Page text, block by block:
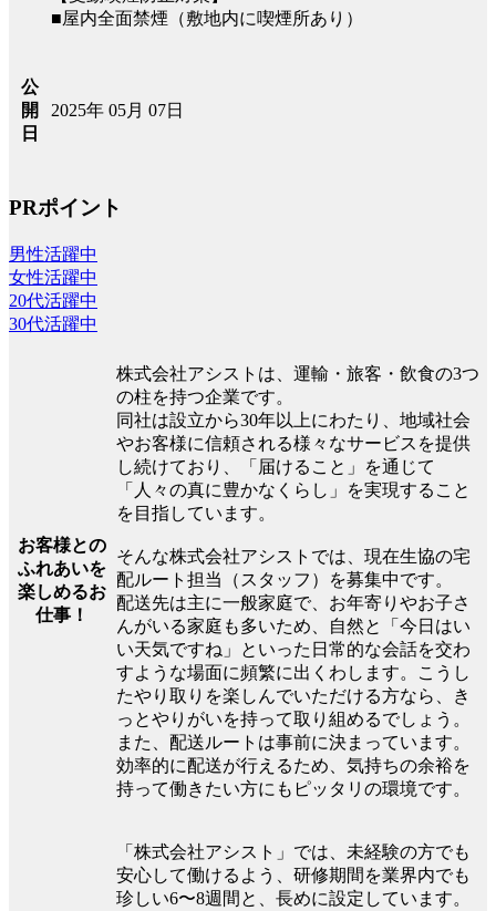
■屋内全面禁煙（敷地内に喫煙所あり）
公
開
日
2025年 05月 07日
PRポイント
男性活躍中
女性活躍中
20代活躍中
30代活躍中
お客様との
ふれあいを
楽しめるお
仕事！
株式会社アシストは、運輸・旅客・飲食の3つ
の柱を持つ企業です。
同社は設立から30年以上にわたり、地域社会
やお客様に信頼される様々なサービスを提供
し続けており、「届けること」を通じて
「人々の真に豊かなくらし」を実現すること
を目指しています。
そんな株式会社アシストでは、現在生協の宅
配ルート担当（スタッフ）を募集中です。
配送先は主に一般家庭で、お年寄りやお子さ
んがいる家庭も多いため、自然と「今日はい
い天気ですね」といった日常的な会話を交わ
すような場面に頻繁に出くわします。こうし
たやり取りを楽しんでいただける方なら、き
っとやりがいを持って取り組めるでしょう。
また、配送ルートは事前に決まっています。
効率的に配送が行えるため、気持ちの余裕を
持って働きたい方にもピッタリの環境です。
「株式会社アシスト」では、未経験の方でも
安心して働けるよう、研修期間を業界内でも
珍しい6〜8週間と、長めに設定しています。